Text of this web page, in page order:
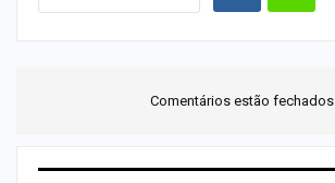
Comentários estão fechados.